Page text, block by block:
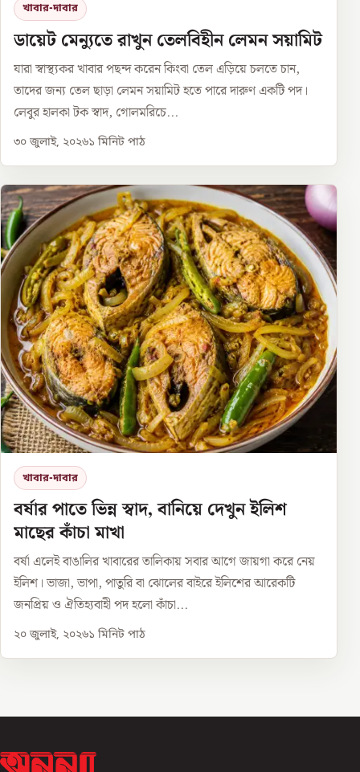
খাবার-দাবার
ডায়েট মেন্যুতে রাখুন তেলবিহীন লেমন সয়ামিট
যারা স্বাস্থ্যকর খাবার পছন্দ করেন কিংবা তেল এড়িয়ে চলতে চান,
তাদের জন্য তেল ছাড়া লেমন সয়ামিট হতে পারে দারুণ একটি পদ।
লেবুর হালকা টক স্বাদ, গোলমরিচে...
৩০ জুলাই, ২০২৬১ মিনিট পাঠ
খাবার-দাবার
বর্ষার পাতে ভিন্ন স্বাদ, বানিয়ে দেখুন ইলিশ
মাছের কাঁচা মাখা
বর্ষা এলেই বাঙালির খাবারের তালিকায় সবার আগে জায়গা করে নেয়
ইলিশ। ভাজা, ভাপা, পাতুরি বা ঝোলের বাইরে ইলিশের আরেকটি
জনপ্রিয় ও ঐতিহ্যবাহী পদ হলো কাঁচা...
২০ জুলাই, ২০২৬১ মিনিট পাঠ